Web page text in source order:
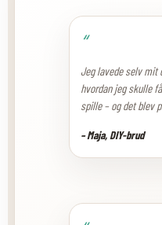
“
Jeg lavede selv mit
hvordan jeg skulle
spille – og det blev
– Maja, DIY-brud